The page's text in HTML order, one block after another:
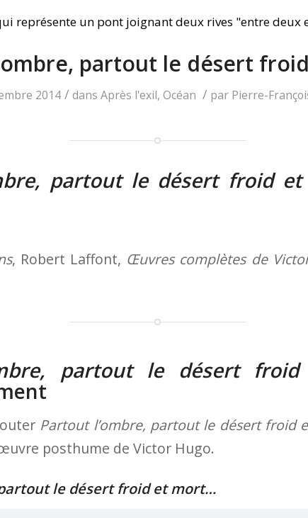
partout le désert
2014 / dans Après l'exil, Océan / par Pierre-
partout le désert froid
, Robert Laffont, Œuvres complètes de
partout le désert
Partout l’ombre, partout le désert froid
posthume de Victor Hugo.
le désert froid et mort…